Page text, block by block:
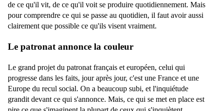
de ce qu'il vit, de ce qu'il voit se produire quotidiennement. Mais
pour comprendre ce qui se passe au quotidien, il faut avoir aussi
clairement que possible ce qu'ils visent vraiment.
Le patronat annonce la couleur
Le grand projet du patronat français et européen, celui qui
progresse dans les faits, jour après jour, c'est une France et une
Europe du recul social. On a beaucoup subi, et l'inquiétude
grandit devant ce qui s'annonce. Mais, ce qui se met en place est